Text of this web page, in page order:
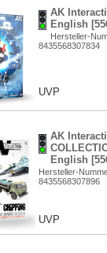
AK
English
Hersteller-
8435568307834
UVP
AK
English
Hersteller-
8435568307896
UVP